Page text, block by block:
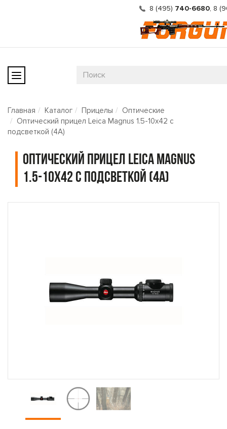
8 (495) 740-6680, 8
Главная Каталог Прицелы
Оптические
Оптический прицел Leica Magnus 1.5-10x42 с
подсветкой (4A)
Оптический прицел Leica Magnus
1.5-10x42 с подсветкой (4A)